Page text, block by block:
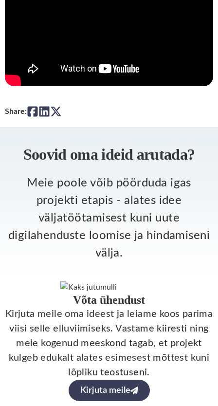
Share:
Soovid oma ideid arutada?
Meie poole võib pöörduda igas
projekti etapis - alates idee
väljatöötamisest kuni uute
digilahenduste loomise ja hindamiseni
välja.
Võta ühendust
Kirjuta meile oma ideest ja leiame koos parima
viisi selle elluviimiseks. Vastame kiiresti ning
meie kogenud meeskond tagab, et projekt
kulgeb edukalt alates esimesest mõttest kuni
lõpliku teostuseni.
Kirjuta meile